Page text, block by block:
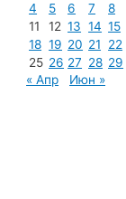
4
5 6 7 8
11
12 13 14 15
18 19 20 21 22
25 26 27 28 29
« Апр
Июн »